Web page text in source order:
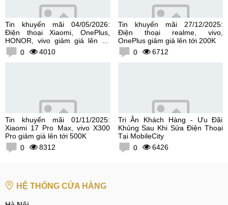
Tin khuyến mãi 04/05/2026:
Điện thoại Xiaomi, OnePlus,
HONOR, vivo giảm giá lên tới
300K0 4010
Tin khuyến mãi 27/12/2025:
Điện thoại realme, vivo,
OnePlus giảm giá lên tới 200K
0
6712
Tin khuyến mãi 01/11/2025:
Xiaomi 17 Pro Max, vivo X300
Pro giảm giá lên tới 500K
0
8312
Tri Ân Khách Hàng - Ưu Đãi
Khủng Sau Khi Sửa Điện Thoại
Tại MobileCity
0
6426
HỆ THỐNG CỬA HÀNG